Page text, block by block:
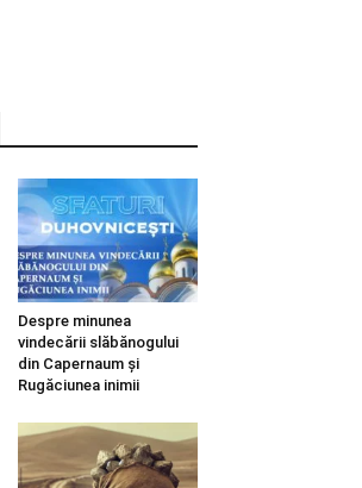
Despre minunea
vindecării slăbănogului
din Capernaum și
Rugăciunea inimii